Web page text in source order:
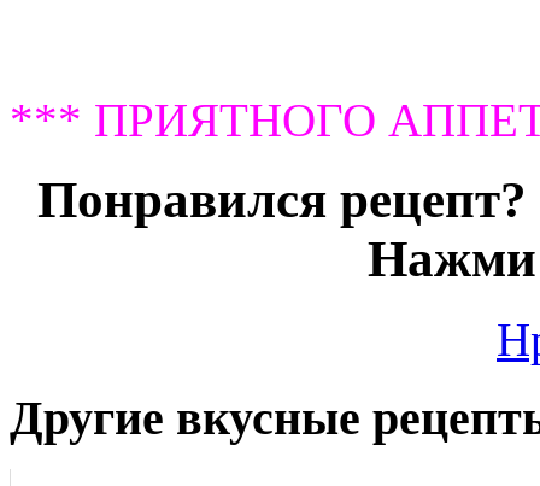
*** ПРИЯТНОГО
Понравился
Нажми
Другие вкусные